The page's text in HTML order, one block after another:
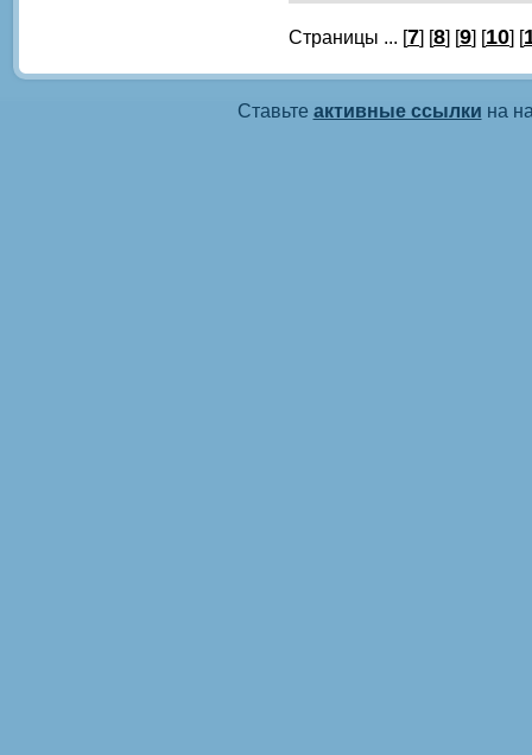
Страницы ... [7] [8] [9] [10] [
Ставьте активные ссылки на